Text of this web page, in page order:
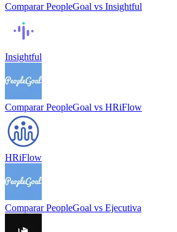
Comparar PeopleGoal vs Insightful
Insightful
Comparar PeopleGoal vs HRiFlow
HRiFlow
Comparar PeopleGoal vs Ejecutiva